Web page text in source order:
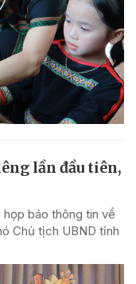
lần đầu tiên,
báo thông tin về
Chủ tịch UBND tỉnh